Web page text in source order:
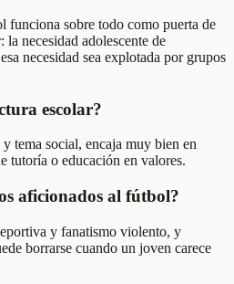
funciona sobre todo como puerta de
necesidad adolescente de
necesidad sea explotada por grupos
escolar?
tema social, encaja muy bien en
tutoría o educación en valores.
aficionados al fútbol?
y fanatismo violento, y
borrarse cuando un joven carece